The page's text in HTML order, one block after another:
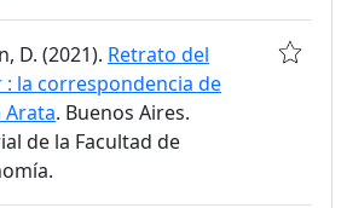
D. (2021). Retrato del
: la correspondencia de
Arata. Buenos Aires.
de la Facultad de